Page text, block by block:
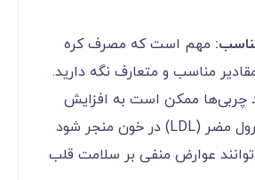
مهم است که مصرف کره
مناسب و متعارف نگه دارید.
ممکن است به افزایش
وزن و سطح کلسترول مضر (LDL) در خون منجر شود
عوارض منفی بر سلامت قلب